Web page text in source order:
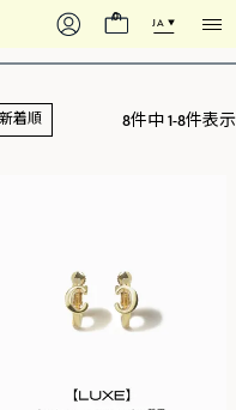
0 JA
新着順 8件中 1-8件表示